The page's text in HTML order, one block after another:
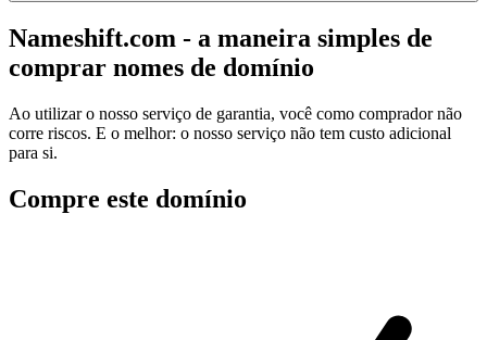
Nameshift.com - a maneira simples de
comprar nomes de domínio
Ao utilizar o nosso serviço de garantia, você como comprador não
corre riscos. E o melhor: o nosso serviço não tem custo adicional
para si.
Compre este domínio